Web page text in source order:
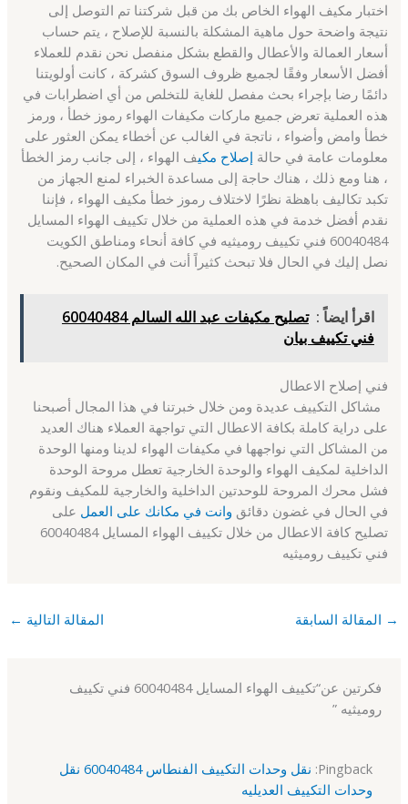
اختبار مكيف الهواء الخاص بك من قبل شركتنا تم التوصل إلى
نتيجة واضحة حول ماهية المشكلة بالنسبة للإصلاح ، يتم حساب
أسعار العمالة والأعطال والقطع بشكل منفصل نحن نقدم للعملاء
أفضل الأسعار وفقًا لجميع ظروف السوق كشركة ، كانت أولويتنا
دائمًا رضا بإجراء بحث مفصل للغاية للتخلص من أي اضطرابات في
هذه العملية تعرض جميع ماركات مكيفات الهواء رموز خطأ ، ورمز
خطأ وامض وأضواء ، ناتجة في الغالب عن أخطاء يمكن العثور على
معلومات عامة في حالة إصلاح مكيف الهواء ، إلى جانب رمز الخطأ
، هنا ومع ذلك ، هناك حاجة إلى مساعدة الخبراء لمنع الجهاز من
تكبد تكاليف باهظة نظرًا لاختلاف رموز خطأ مكيف الهواء ، فإننا
نقدم أفضل خدمة في هذه العملية من خلال تكييف الهواء المسايل
60040484 فني تكييف روميثيه في كافة أنحاء ومناطق الكويت
نصل إليك في الحال فلا تبحث كثيراً أنت في المكان الصحيح.
اقرأ ايضاً :
تصليح مكيفات عبد الله السالم 60040484
فني تكييف بيان
فني إصلاح الاعطال
مشاكل التكييف عديدة ومن خلال خبرتنا في هذا المجال أصبحنا
على دراية كاملة بكافة الاعطال التي تواجهة العملاء هناك العديد
من المشاكل التي نواجهها في مكيفات الهواء لدينا ومنها الوحدة
الداخلية لمكيف الهواء والوحدة الخارجية تعطل مروحة الوحدة
فشل محرك المروحة للوحدتين الداخلية والخارجية للمكيف ونقوم
في الحال في غضون دقائق وانت في مكانك على العمل على
تصليح كافة الاعطال من خلال تكييف الهواء المسايل 60040484
فني تكييف روميثيه
→ المقالة السابقة المقالة التالية ←
فكرتين عن“تكييف الهواء المسايل 60040484 فني تكييف
روميثيه ”
Pingback:
نقل وحدات التكييف الفنطاس 60040484 نقل
وحدات التكييف العديليه